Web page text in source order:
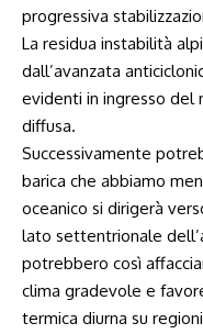
progressiva
La residua instabilità
dall’avanzata
evidenti in ingresso del
diffusa.
Successivamente
barica che abbiamo
oceanico si dirigerà
lato settentrionale
potrebbero così
clima gradevole e
termica diurna su